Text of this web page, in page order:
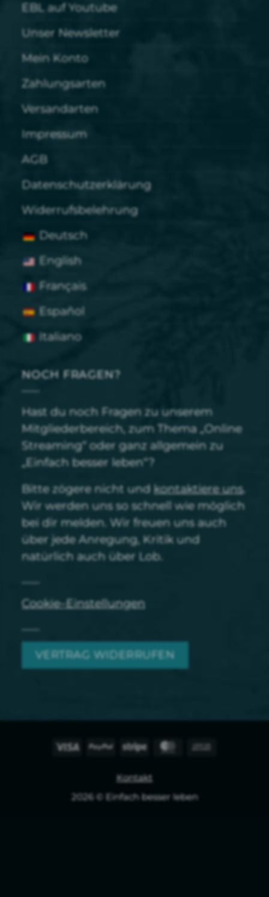
EBL auf Youtube
Unser Newsletter
Mein Konto
Zahlungsarten
Versandarten
Impressum
AGB
Datenschutzerklärung
Widerrufsbelehrung
Deutsch
English
Français
Español
Italiano
NOCH FRAGEN?
Hast du noch Fragen zu unserem
Mitgliederbereich, zum Thema „Online
Streaming“ oder ganz allgemein zu
„Einfach besser leben“?
Bitte zögere nicht und kontaktiere uns.
Wir werden uns so schnell wie möglich
bei dir melden. Wir freuen uns auch
über jede Anregung, Kritik und
natürlich auch über Lob.
Cookie–Einstellungen
VERTRAG WIDERRUFEN
Visa PayPal Streifen MasterCard
Kontakt
2026 © Einfach besser leben